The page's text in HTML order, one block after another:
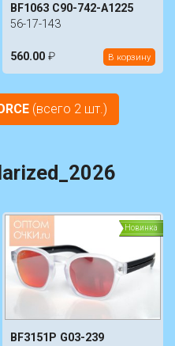
BF1063 C90-742-A1225
56-17-143
560.00 ₽ В корзину
(всего 2 шт.)
Новинка
BF3151P G03-239